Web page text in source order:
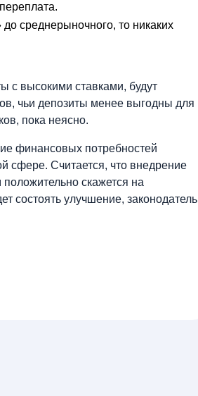
среднерыночного, то никаких
с высокими ставками, будут
чьи депозиты менее выгодны для
пока неясно.
финансовых потребностей
сфере. Считается, что внедрение
скажется на
состоять улучшение, законодатель